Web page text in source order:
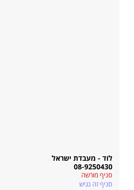
לוד - מעבדת ישראל
08-9250430
סניף מורשה
סניף זה נגיש